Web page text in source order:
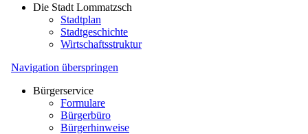
Die Stadt Lommatzsch
Stadtplan
Stadtgeschichte
Wirtschaftsstruktur
Navigation überspringen
Bürgerservice
Formulare
Bürgerbüro
Bürgerhinweise